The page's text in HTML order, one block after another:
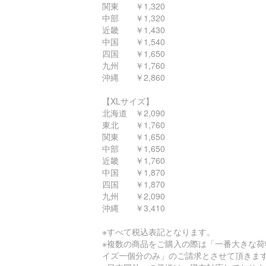
関東 ￥1,320
中部 ￥1,320
近畿 ￥1,430
中国 ￥1,540
四国 ￥1,650
九州 ￥1,760
沖縄 ￥2,860
【XLサイズ】
北海道 ￥2,090
東北 ￥1,760
関東 ￥1,650
中部 ￥1,650
近畿 ￥1,760
中国 ￥1,870
四国 ￥1,870
九州 ￥2,090
沖縄 ￥3,410
※すべて税込表記となります。
※複数の商品をご購入の際は「一番大きな
イズ一個分のみ」のご請求とさせて頂きます